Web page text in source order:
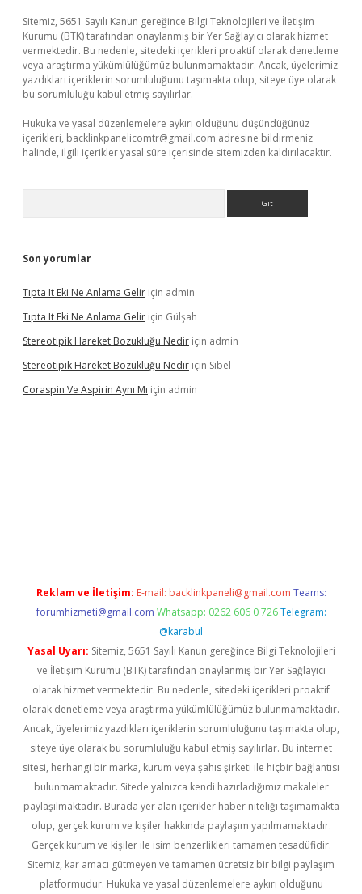
Sitemiz, 5651 Sayılı Kanun gereğince Bilgi Teknolojileri ve İletişim
Kurumu (BTK) tarafından onaylanmış bir Yer Sağlayıcı olarak hizmet
vermektedir. Bu nedenle, sitedeki içerikleri proaktif olarak denetleme
veya araştırma yükümlülüğümüz bulunmamaktadır. Ancak, üyelerimiz
yazdıkları içeriklerin sorumluluğunu taşımakta olup, siteye üye olarak
bu sorumluluğu kabul etmiş sayılırlar.
Hukuka ve yasal düzenlemelere aykırı olduğunu düşündüğünüz
içerikleri, backlinkpanelicomtr@gmail.com adresine bildirmeniz
halinde, ilgili içerikler yasal süre içerisinde sitemizden kaldırılacaktır.
Son yorumlar
Tıpta It Eki Ne Anlama Gelir için admin
Tıpta It Eki Ne Anlama Gelir için Gülşah
Stereotipik Hareket Bozukluğu Nedir için admin
Stereotipik Hareket Bozukluğu Nedir için Sibel
Coraspin Ve Aspirin Aynı Mı için admin
Reklam ve İletişim: E-mail: backlinkpaneli@gmail.com Teams:
forumhizmeti@gmail.com Whatsapp: 0262 606 0 726 Telegram:
@karabul
Yasal Uyarı: Sitemiz, 5651 Sayılı Kanun gereğince Bilgi Teknolojileri
ve İletişim Kurumu (BTK) tarafından onaylanmış bir Yer Sağlayıcı
olarak hizmet vermektedir. Bu nedenle, sitedeki içerikleri proaktif
olarak denetleme veya araştırma yükümlülüğümüz bulunmamaktadır.
Ancak, üyelerimiz yazdıkları içeriklerin sorumluluğunu taşımakta olup,
siteye üye olarak bu sorumluluğu kabul etmiş sayılırlar. Bu internet
sitesi, herhangi bir marka, kurum veya şahıs şirketi ile hiçbir bağlantısı
bulunmamaktadır. Sitede yalnızca kendi hazırladığımız makaleler
paylaşılmaktadır. Burada yer alan içerikler haber niteliği taşımamakta
olup, gerçek kurum ve kişiler hakkında paylaşım yapılmamaktadır.
Gerçek kurum ve kişiler ile isim benzerlikleri tamamen tesadüfidir.
Sitemiz, kar amacı gütmeyen ve tamamen ücretsiz bir bilgi paylaşım
platformudur. Hukuka ve yasal düzenlemelere aykırı olduğunu